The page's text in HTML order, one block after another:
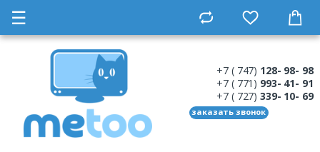
☰
+7 ( 747) 128- 98- 98
+7 ( 771) 993- 41- 91
+7 ( 727) 339- 10- 69
заказать звонок